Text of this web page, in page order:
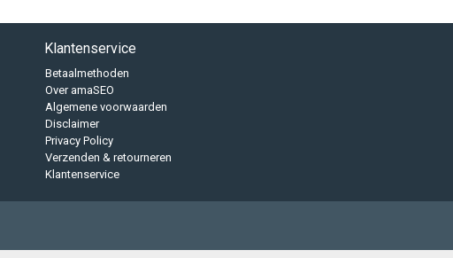
Klantenservice
Betaalmethoden
Over amaSEO
Algemene voorwaarden
Disclaimer
Privacy Policy
Verzenden & retourneren
Klantenservice